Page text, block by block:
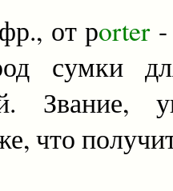
рorter
сумки
Звание,
что